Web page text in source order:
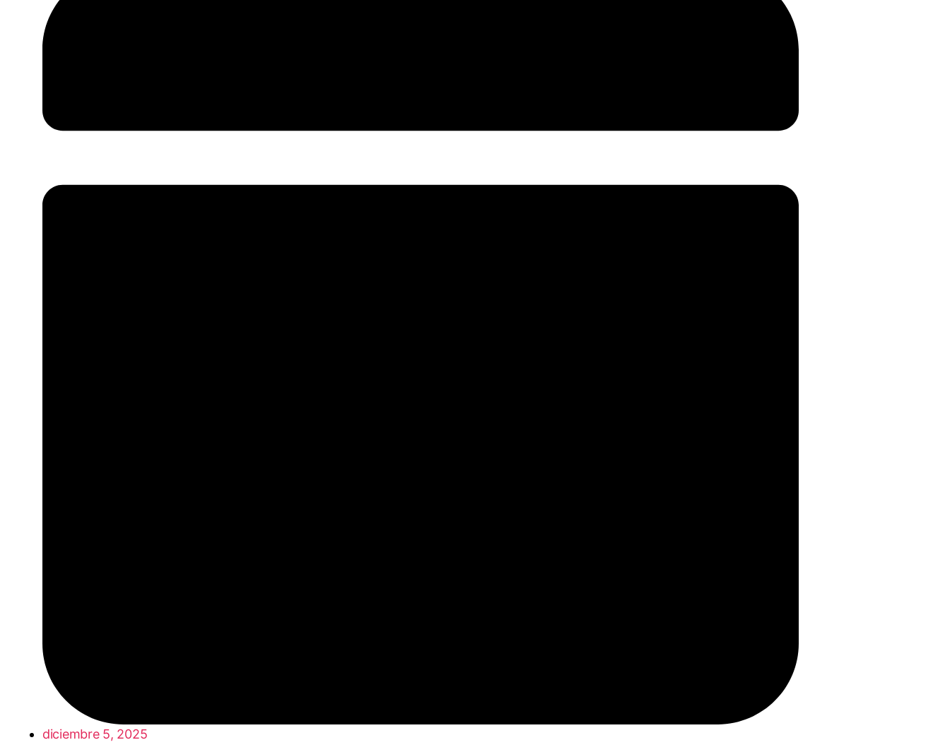
diciembre 5, 2025